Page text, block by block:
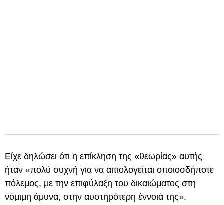
Είχε δηλώσει ότι η επίκληση της «θεωρίας» αυτής
ήταν «πολύ συχνή για να αιτιολογείται οποιοσδήποτε
πόλεμος, με την επιφύλαξη του δικαιώματος στη
νόμιμη άμυνα, στην αυστηρότερη έννοιά της».